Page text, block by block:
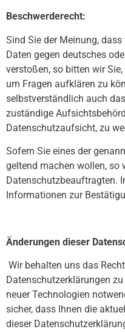
Beschwerderecht:
Sind Sie der Meinung,
Daten gegen deutsches
verstoßen, so bitten wir
um Fragen aufklären zu
selbstverständlich auch
zuständige
Datenschutzaufsicht, zu
Sofern Sie eines der
geltend machen wollen, so
Datenschutzbeauftragten.
Informationen zur
Änderungen dieser
Wir behalten uns das
Datenschutzerklärungen
neuer Technologien
sicher, dass Ihnen die
dieser